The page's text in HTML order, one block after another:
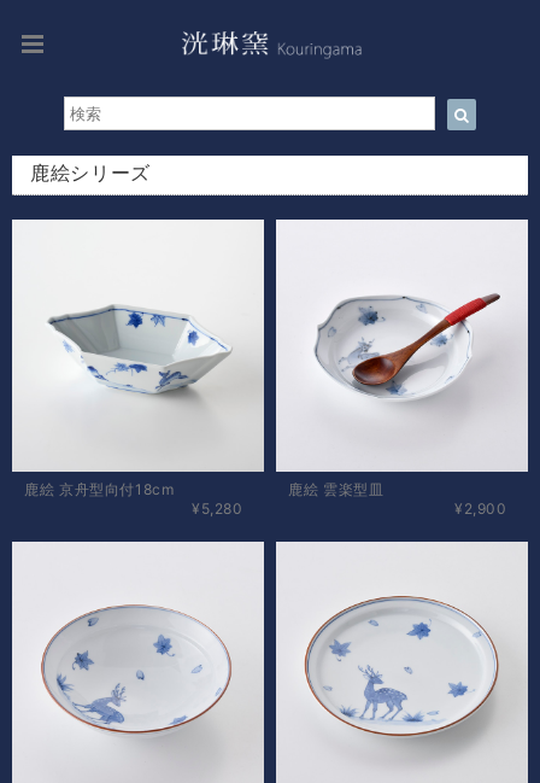
鹿絵シリーズ
鹿絵 京舟型向付18cm
¥5,280
鹿絵 雲楽型皿
¥2,900